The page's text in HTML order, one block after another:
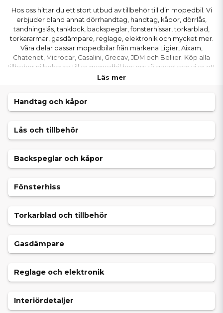
Hos oss hittar du ett stort utbud av tillbehör till din mopedbil. Vi
erbjuder bland annat dörrhandtag, handtag, kåpor, dörrlås,
tändningslås, tanklock, backspeglar, fönsterhissar, torkarblad,
torkararmar, gasdämpare, reglage, elektronik och mycket mer.
Våra delar passar mopedbilar från märkena Ligier, Aixam,
Chatenet, Microcar, Casalini, Grecav, JDM och Bellier. Köp alla
tillbehör ni behöver till er mopedbil hos oss så garanterar vi er ett
bra pris och snabb leverans.
Läs mer
Handtag och kåpor
Lås och tillbehör
Backspeglar och kåpor
Fönsterhiss
Torkarblad och tillbehör
Gasdämpare
Reglage och elektronik
Interiördetaljer